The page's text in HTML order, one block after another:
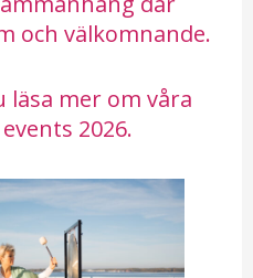
och välkomnande.
läsa mer om våra
2026.